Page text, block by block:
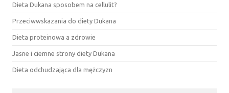
Dieta Dukana sposobem na cellulit?
Przeciwwskazania do diety Dukana
Dieta proteinowa a zdrowie
Jasne i ciemne strony diety Dukana
Dieta odchudzająca dla mężczyzn